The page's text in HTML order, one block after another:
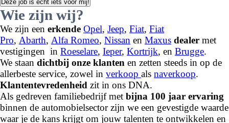
Deze job is echt iets voor mij!
Wie zijn wij?
We zijn een erkende Opel, Jeep, Fiat, Fiat
Pro, Abarth, Alfa Romeo, Nissan en Maxus dealer met
vestigingen in Roeselare, Ieper, Kortrijk, en Brugge.
We staan dichtbij onze klanten en zetten steeds in op de
allerbeste service, zowel in verkoop als naverkoop.
Klantentevredenheid zit in ons DNA.
Als gedreven familiebedrijf met bijna 100 jaar ervaring
binnen de automobielsector zijn we een gevestigde waarde
waar je de kans krijgt om jouw talenten te ontwikkelen en